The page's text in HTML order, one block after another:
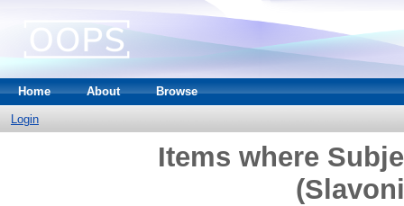
Home About Browse
Login
Items where